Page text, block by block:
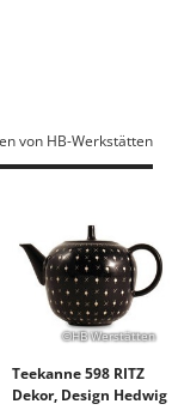
von HB-Werkstätten
©HB Werstätten
Teekanne 598 RITZ
Dekor, Design Hedwig